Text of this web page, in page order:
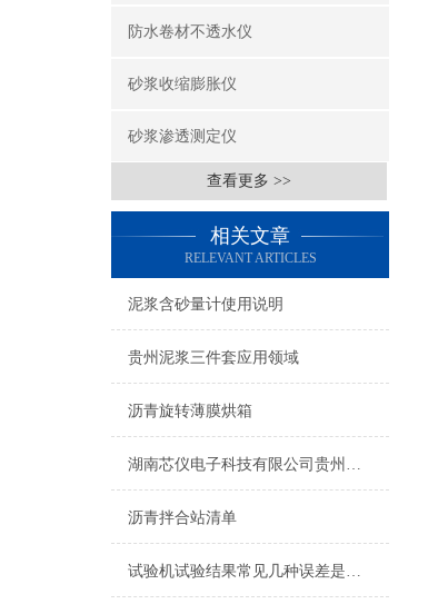
防水卷材不透水仪
砂浆收缩膨胀仪
砂浆渗透测定仪
查看更多 >>
相关文章
RELEVANT ARTICLES
泥浆含砂量计使用说明
贵州泥浆三件套应用领域
沥青旋转薄膜烘箱
湖南芯仪电子科技有限公司贵州总代理
沥青拌合站清单
试验机试验结果常见几种误差是什么